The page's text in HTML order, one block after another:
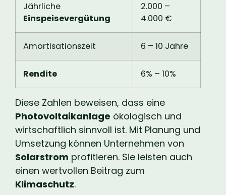
Jährliche
Einspeisevergütung
2.000 –
4.000 €
Amortisationszeit 6 – 10 Jahre
Rendite 6% – 10%
Diese Zahlen beweisen, dass eine
Photovoltaikanlage ökologisch und
wirtschaftlich sinnvoll ist. Mit Planung und
Umsetzung können Unternehmen von
Solarstrom profitieren. Sie leisten auch
einen wertvollen Beitrag zum
Klimaschutz.